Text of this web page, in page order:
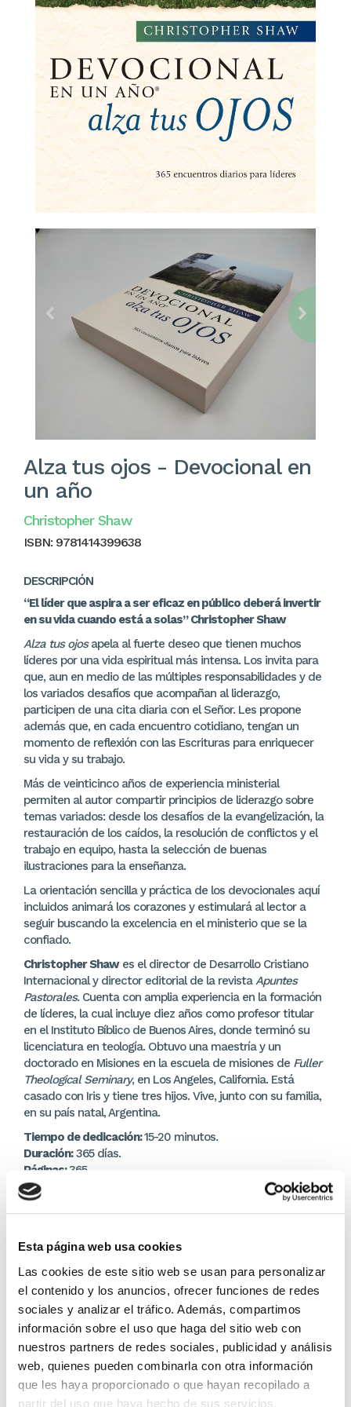
Esta página web usa cookies
Las cookies de este sitio web se usan para personalizar
el contenido y los anuncios, ofrecer funciones de redes
sociales y analizar el tráfico. Además, compartimos
información sobre el uso que haga del sitio web con
nuestros partners de redes sociales, publicidad y análisis
web, quienes pueden combinarla con otra información
que les haya proporcionado o que hayan recopilado a
partir del uso que haya hecho de sus servicios.
Alza tus ojos - Devocional en
un año
Christopher Shaw
ISBN: 9781414399638
DESCRIPCIÓN
“El líder que aspira a ser eficaz en público deberá invertir
en su vida cuando está a solas” Christopher Shaw
Alza tus ojosapela al fuerte deseo que tienen muchos
líderes por una vida espiritual más intensa. Los invita para
que, aun en medio de las múltiples responsabilidades y de
los variados desafíos que acompañan al liderazgo,
participen de una cita diaria con el Señor. Les propone
además que, en cada encuentro cotidiano, tengan un
momento de reflexión con las Escrituras para enriquecer
su vida y su trabajo.
Más de veinticinco años de experiencia ministerial
permiten al autor compartir principios de liderazgo sobre
temas variados: desde los desafíos de la evangelización, la
restauración de los caídos, la resolución de conflictos y el
trabajo en equipo, hasta la selección de buenas
ilustraciones para la enseñanza.
La orientación sencilla y práctica de los devocionales aquí
incluidos animará los corazones y estimulará al lector a
seguir buscando la excelencia en el ministerio que se la
confiado.
Christopher Shawes el director de Desarrollo Cristiano
Internacional y director editorial de la revista Apuntes
Pastorales. Cuenta con amplia experiencia en la formación
de líderes, la cual incluye diez años como profesor titular
en el Instituto Bíblico de Buenos Aires, donde terminó su
licenciatura en teología. Obtuvo una maestría y un
doctorado en Misiones en la escuela de misiones de Fuller
Theological Seminary, en Los Angeles, California. Está
casado con Iris y tiene tres hijos. Vive, junto con su familia,
en su país natal, Argentina.
Tiempo de dedicación:15-20 minutos.
Duración:365 días.
Páginas:365.
Editor:Tyndale
15,20 €
En lugar de: 16,00 €
Ahorras: 0,80 € (5%)
Sin stock
Importante: Envío gratis a Península
en pedidos de + 30€